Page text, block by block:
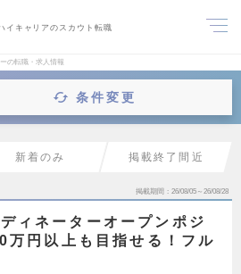
イキャリアのスカウト転職
の転職・求人情報
条件変更
新着のみ 掲載終了間近
掲載期間 26/08/05～26/08/28
ィネーターオープンポジ
万円以上も目指せる！フル